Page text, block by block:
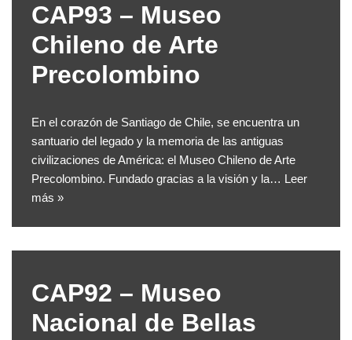
CAP93 – Museo
Chileno de Arte
Precolombino
En el corazón de Santiago de Chile, se encuentra un
santuario del legado y la memoria de las antiguas
civilizaciones de América: el Museo Chileno de Arte
Precolombino. Fundado gracias a la visión y la… Leer
más »
CAP92 – Museo
Nacional de Bellas